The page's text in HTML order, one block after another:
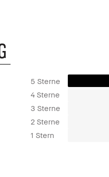
5 Sterne
4 Sterne
3 Sterne
2 Sterne
1 Stern